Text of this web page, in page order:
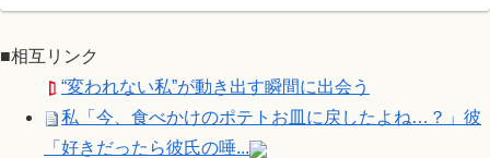
■相互リンク
“変われない私”が動き出す瞬間に出会う
私「今、食べかけのポテトお皿に戻したよね…？」彼
「好きだったら彼氏の唾...